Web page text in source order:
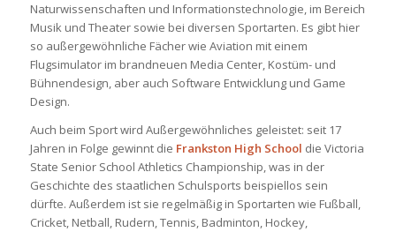
Naturwissenschaften und Informationstechnologie, im Bereich
Musik und Theater sowie bei diversen Sportarten. Es gibt hier
so außergewöhnliche Fächer wie Aviation mit einem
Flugsimulator im brandneuen Media Center, Kostüm- und
Bühnendesign, aber auch Software Entwicklung und Game
Design.
Auch beim Sport wird Außergewöhnliches geleistet: seit 17
Jahren in Folge gewinnt die Frankston High School die Victoria
State Senior School Athletics Championship, was in der
Geschichte des staatlichen Schulsports beispiellos sein
dürfte. Außerdem ist sie regelmäßig in Sportarten wie Fußball,
Cricket, Netball, Rudern, Tennis, Badminton, Hockey,